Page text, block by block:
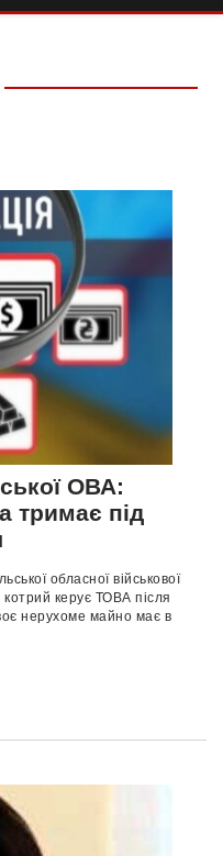
ОВА:
тримає під
обласної військової
керує ТОВА після
нерухоме майно має в